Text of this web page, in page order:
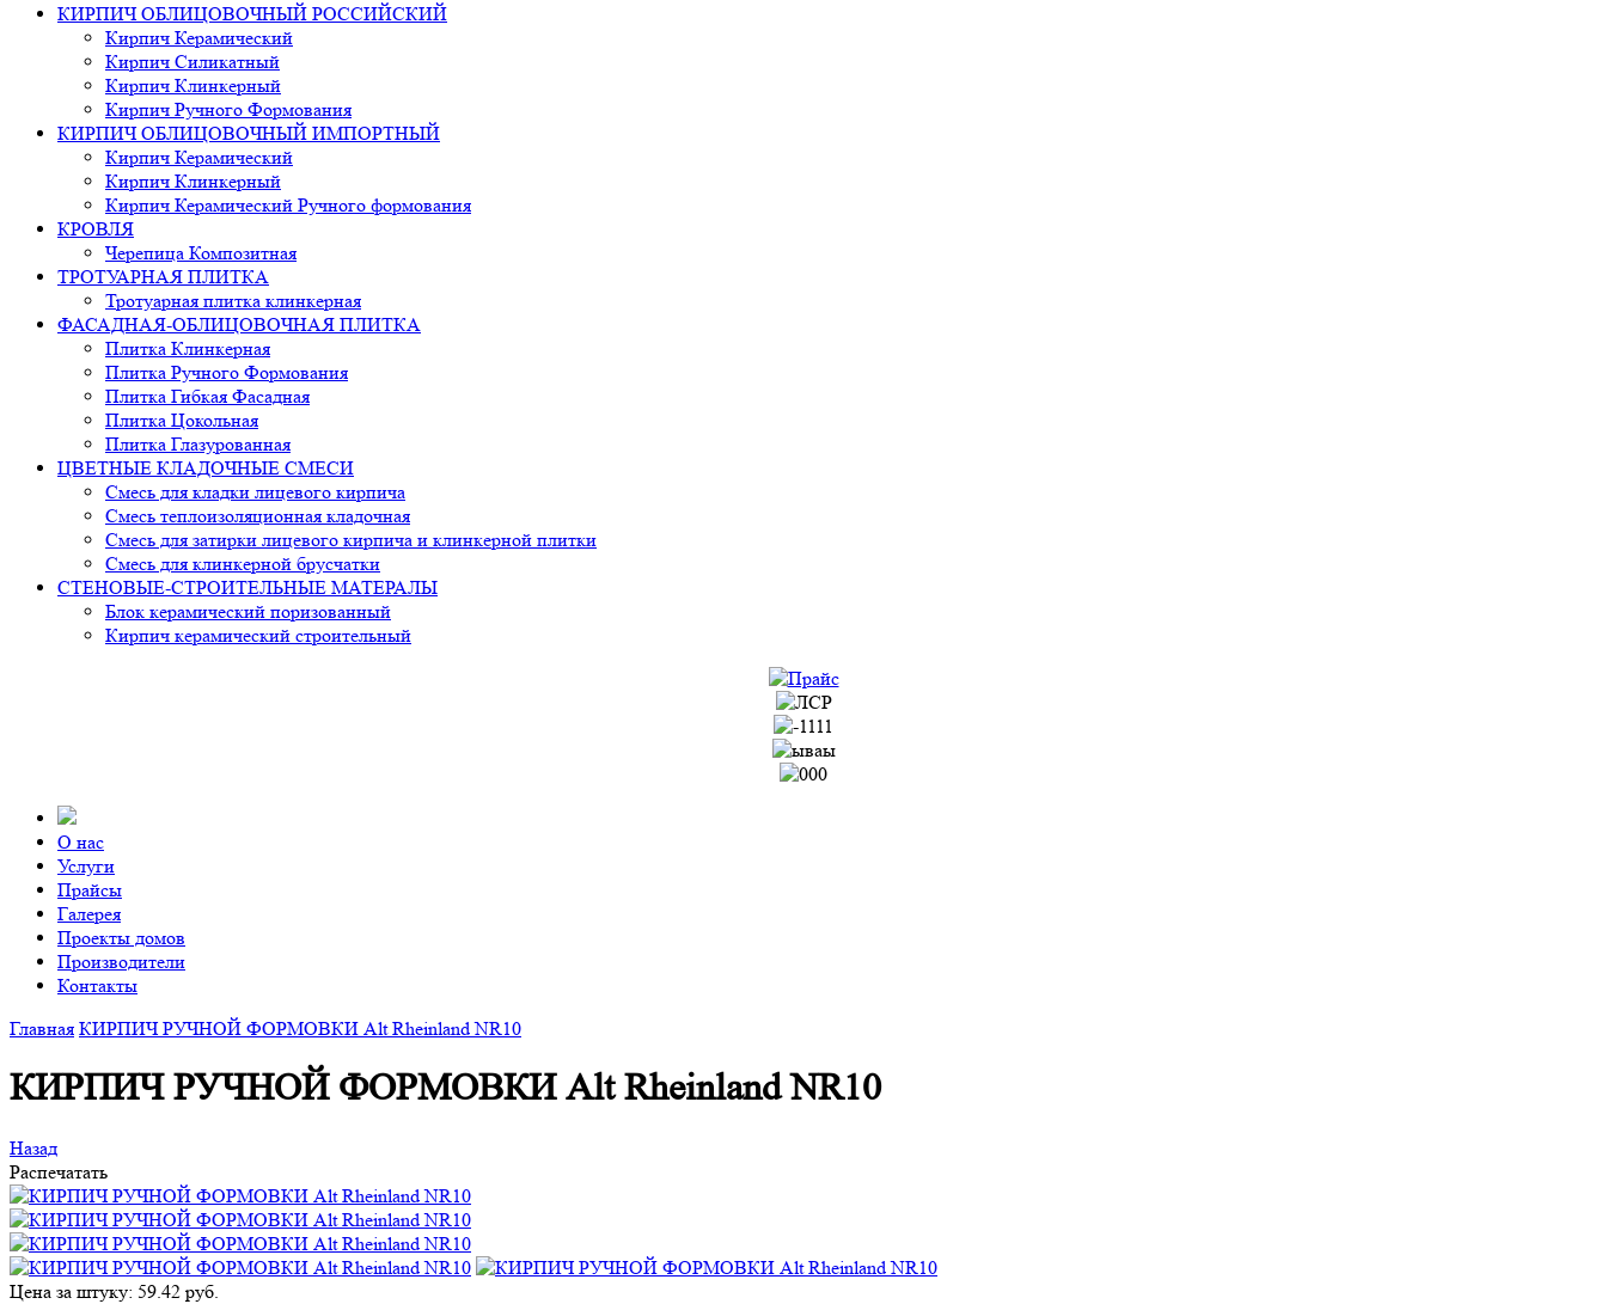
КИРПИЧ ОБЛИЦОВОЧНЫЙ РОССИЙСКИЙ
Кирпич Керамический
Кирпич Силикатный
Кирпич Клинкерный
Кирпич Ручного Формования
КИРПИЧ ОБЛИЦОВОЧНЫЙ ИМПОРТНЫЙ
Кирпич Керамический
Кирпич Клинкерный
Кирпич Керамический Ручного формования
КРОВЛЯ
Черепица Композитная
ТРОТУАРНАЯ ПЛИТКА
Тротуарная плитка клинкерная
ФАСАДНАЯ-ОБЛИЦОВОЧНАЯ ПЛИТКА
Плитка Клинкерная
Плитка Ручного Формования
Плитка Гибкая Фасадная
Плитка Цокольная
Плитка Глазурованная
ЦВЕТНЫЕ КЛАДОЧНЫЕ СМЕСИ
Смесь для кладки лицевого кирпича
Смесь теплоизоляционная кладочная
Смесь для затирки лицевого кирпича и клинкерной плитки
Смесь для клинкерной брусчатки
СТЕНОВЫЕ-СТРОИТЕЛЬНЫЕ МАТЕРАЛЫ
Блок керамический поризованный
Кирпич керамический строительный
О нас
Услуги
Прайсы
Галерея
Проекты домов
Производители
Контакты
Главная КИРПИЧ РУЧНОЙ ФОРМОВКИ Alt Rheinland NR10
КИРПИЧ РУЧНОЙ ФОРМОВКИ Alt Rheinland NR10
Назад
Распечатать
Цена за штуку: 59.42 руб.